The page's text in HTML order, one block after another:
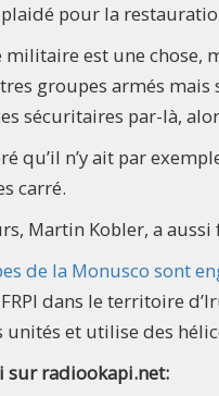
pour la
militaire est une chose,
groupes armés mais
sécuritaires par-là,
qu’il n’y ait par
carré.
Martin Kobler, a
de la Monusco sont
dans le territoire
et utilise des
sur radiookapi.net: